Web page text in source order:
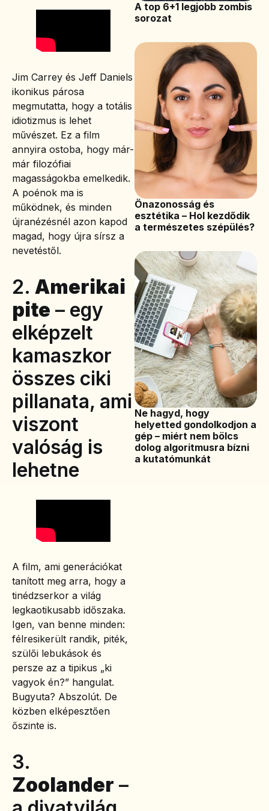
Jim Carrey és Jeff Daniels
ikonikus párosa
megmutatta, hogy a totális
idiotizmus is lehet
művészet. Ez a film
annyira ostoba, hogy már-
már filozófiai
magasságokba emelkedik.
A poénok ma is
működnek, és minden
újranézésnél azon kapod
magad, hogy újra sírsz a
nevetéstől.
2. Amerikai
pite – egy
elképzelt
kamaszkor
összes ciki
pillanata, ami
viszont
valóság is
lehetne
A film, ami generációkat
tanított meg arra, hogy a
tinédzserkor a világ
legkaotikusabb időszaka.
Igen, van benne minden:
félresikerült randik, piték,
szülői lebukások és
persze az a tipikus „ki
vagyok én?” hangulat.
Bugyuta? Abszolút. De
közben elképesztően
őszinte is.
3.
Zoolander –
A top 6+1 legjobb zombis
sorozat
Önazonosság és
esztétika – Hol kezdődik
a természetes szépülés?
Ne hagyd, hogy
helyetted gondolkodjon a
gép – miért nem bölcs
dolog algoritmusra bízni
a kutatómunkát